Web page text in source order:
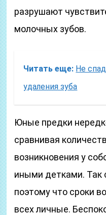
разрушают
молочных зубов.
Читать еще: Не
удаления зуба
Юные предки
сравнивая
возникновения у
иными детками. Так
поэтому что сроки
всех личные.